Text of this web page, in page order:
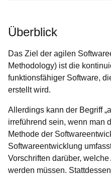
Überblick
Das Ziel der agilen
Methodology) ist die
funktionsfähiger Software,
erstellt wird.
Allerdings kann der Begriff
irreführend sein, wenn man
Methode der
Softwareentwicklung
Vorschriften darüber,
werden müssen.